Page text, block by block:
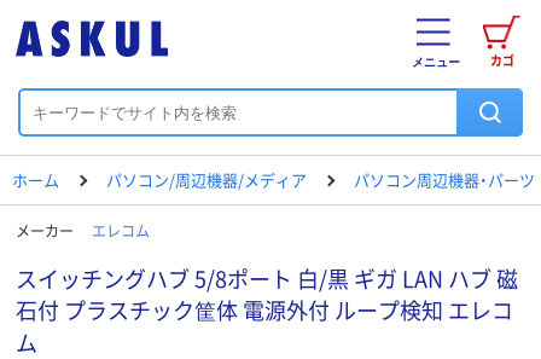
カゴ
メニュー
ホーム パソコン/周辺機器/メディア パソコン周辺機器・パーツ
メーカー エレコム
スイッチングハブ 5/8ポート 白/黒 ギガ LAN ハブ 磁
石付 プラスチック筐体 電源外付 ループ検知 エレコ
ム